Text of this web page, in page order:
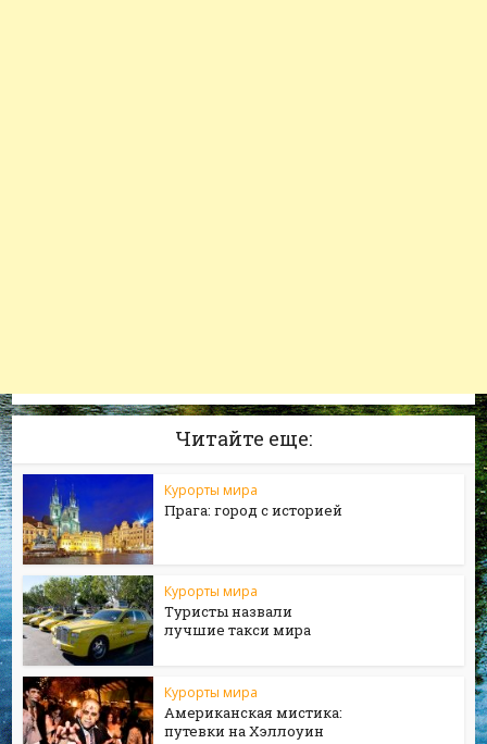
Читайте еще:
Курорты мира
Прага: город с историей
Курорты мира
Туристы назвали
лучшие такси мира
Курорты мира
Американская мистика:
путевки на Хэллоуин